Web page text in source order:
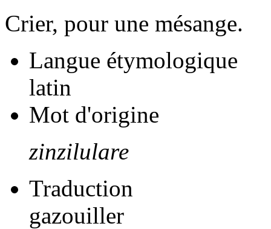
Crier, pour une mésange.
Langue étymologique
latin
Mot d'origine
zinzilulare
Traduction
gazouiller